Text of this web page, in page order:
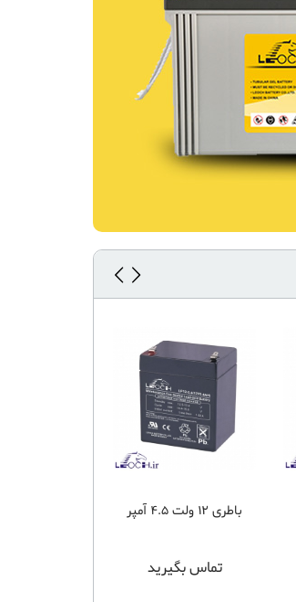
باطری 12 ولت 4.5 آمپر
تماس بگیرید